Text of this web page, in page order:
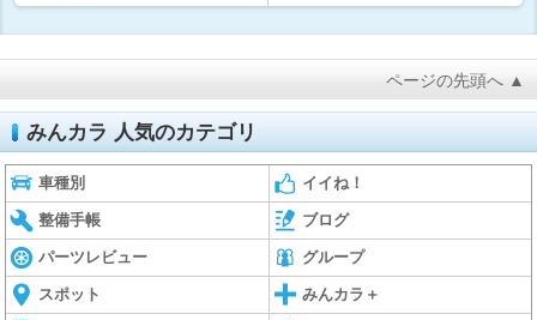
ページの先頭へ ▲
みんカラ 人気のカテゴリ
車種別 イイね！
整備手帳 ブログ
パーツレビュー グループ
スポット みんカラ＋